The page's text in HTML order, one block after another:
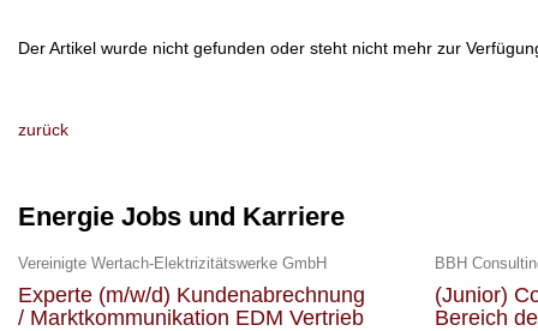
Der Artikel wurde nicht gefunden oder steht nicht mehr zur
zurück
Energie Jobs und Karriere
Vereinigte Wertach-Elektrizitätswerke GmbH
Experte (m/w/d) Kundenabrechnung
/ Marktkommunikation EDM Vertrieb
BBH
(Junior)
Bereich